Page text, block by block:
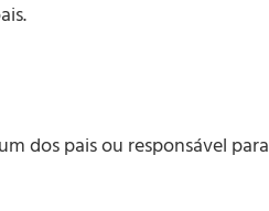
dos pais ou responsável para